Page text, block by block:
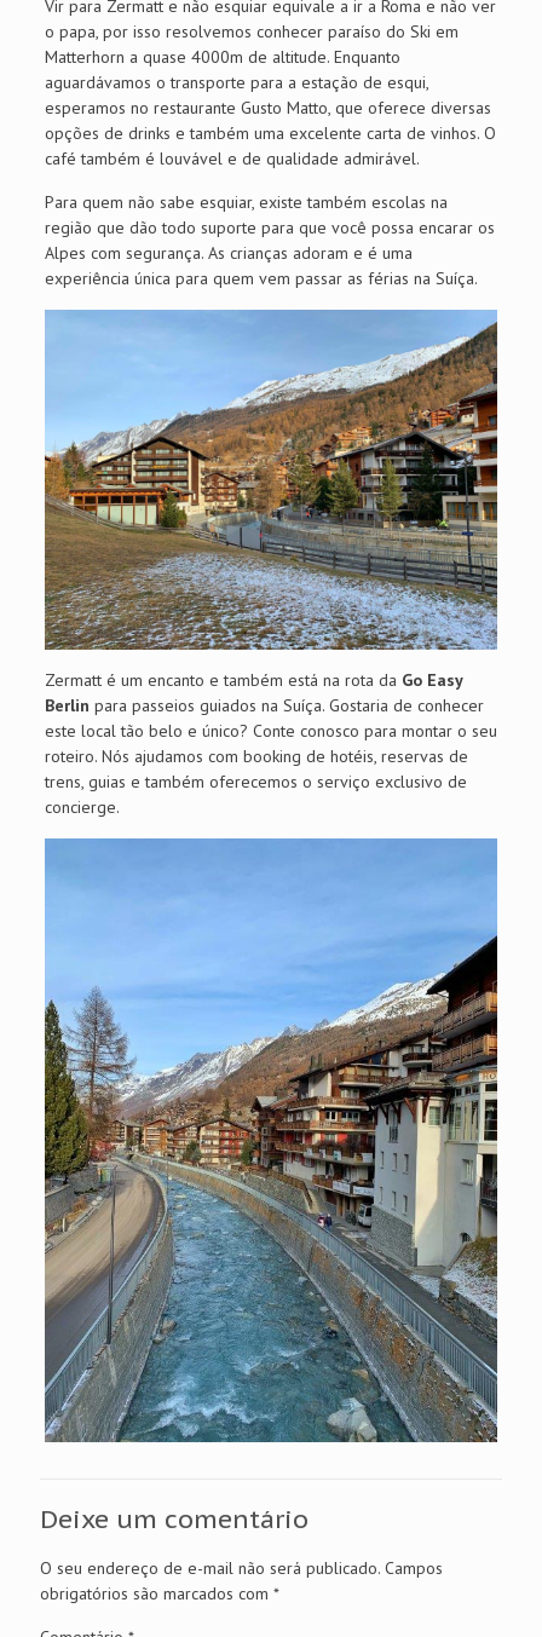
Vir para Zermatt e não esquiar equivale a ir a Roma e não ver
o papa, por isso resolvemos conhecer paraíso do Ski em
Matterhorn a quase 4000m de altitude. Enquanto
aguardávamos o transporte para a estação de esqui,
esperamos no restaurante Gusto Matto, que oferece diversas
opções de drinks e também uma excelente carta de vinhos. O
café também é louvável e de qualidade admirável.
Para quem não sabe esquiar, existe também escolas na
região que dão todo suporte para que você possa encarar os
Alpes com segurança. As crianças adoram e é uma
experiência única para quem vem passar as férias na Suíça.
Zermatt é um encanto e também está na rota da Go Easy
Berlin para passeios guiados na Suíça. Gostaria de conhecer
este local tão belo e único? Conte conosco para montar o seu
roteiro. Nós ajudamos com booking de hotéis, reservas de
trens, guias e também oferecemos o serviço exclusivo de
concierge.
Deixe um comentário
O seu endereço de e-mail não será publicado. Campos
obrigatórios são marcados com *